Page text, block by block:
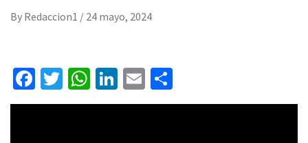
By Redaccion1 / 24 mayo, 2024
Facebook
Twitter
WhatsApp
LinkedIn
Email